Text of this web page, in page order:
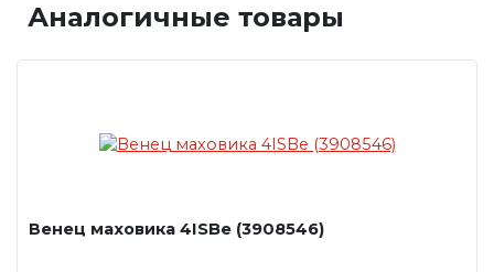
Аналогичные товары
Венец маховика 4ISBe (3908546)